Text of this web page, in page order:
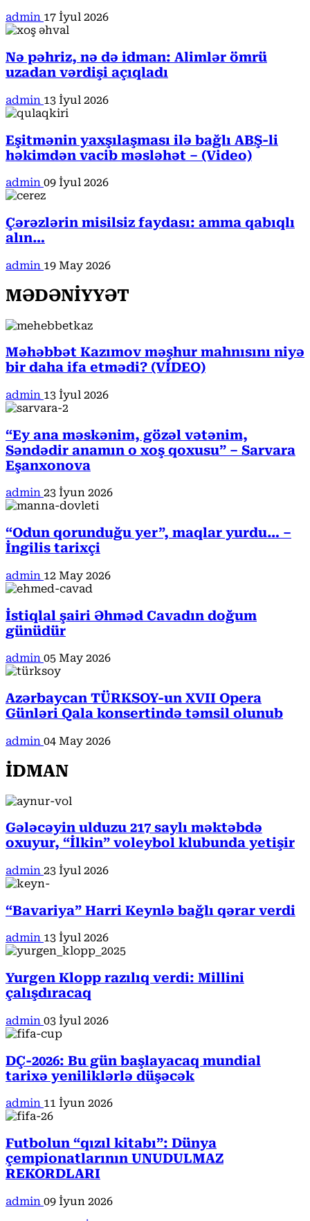
admin 17 İyul 2026
Nə pəhriz, nə də idman: Alimlər ömrü
uzadan vərdişi açıqladı
admin 13 İyul 2026
Eşitmənin yaxşılaşması ilə bağlı ABŞ-li
həkimdən vacib məsləhət – (Video)
admin 09 İyul 2026
Çərəzlərin misilsiz faydası: amma qabıqlı
alın…
admin 19 May 2026
MƏDƏNİYYƏT
Məhəbbət Kazımov məşhur mahnısını niyə
bir daha ifa etmədi? (VİDEO)
admin 13 İyul 2026
“Ey ana məskənim, gözəl vətənim,
Səndədir anamın o xoş qoxusu” – Sarvara
Eşanxonova
admin 23 İyun 2026
“Odun qorunduğu yer”, maqlar yurdu… –
İngilis tarixçi
admin 12 May 2026
İstiqlal şairi Əhməd Cavadın doğum
günüdür
admin 05 May 2026
Azərbaycan TÜRKSOY-un XVII Opera
Günləri Qala konsertində təmsil olunub
admin 04 May 2026
İDMAN
Gələcəyin ulduzu 217 saylı məktəbdə
oxuyur, “İlkin” voleybol klubunda yetişir
admin 23 İyul 2026
“Bavariya” Harri Keynlə bağlı qərar verdi
admin 13 İyul 2026
Yurgen Klopp razılıq verdi: Millini
çalışdıracaq
admin 03 İyul 2026
DÇ-2026: Bu gün başlayacaq mundial
tarixə yeniliklərlə düşəcək
admin 11 İyun 2026
Futbolun “qızıl kitabı”: Dünya
çempionatlarının UNUDULMAZ
REKORDLARI
admin 09 İyun 2026